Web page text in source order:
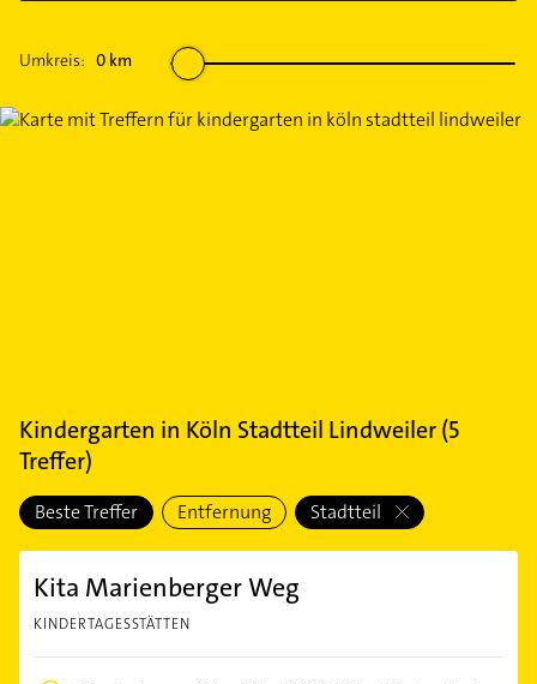
Umkreis: 0 km
Kindergarten in Köln Stadtteil Lindweiler(5
Treffer)
Beste Treffer Entfernung Stadtteil
Kita Marienberger Weg
KINDERTAGESSTÄTTEN